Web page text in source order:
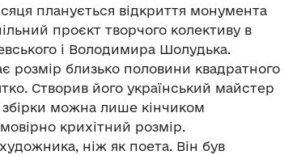
планується відкриття монумента
проєкт творчого колективу в
і Володимира Шолудька.
розмір близько половини квадратного
Створив його український майстер
можна лише кінчиком
крихітний розмір.
ніж як поета. Він був